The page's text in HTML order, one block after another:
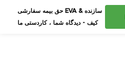
حق بیمه سفارشی EVA & سازنده
کیف - دیدگاه شما ، کاردستی ما